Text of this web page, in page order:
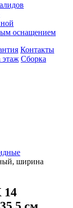
оснащением
Контакты
этаж Сборка
ширина
14